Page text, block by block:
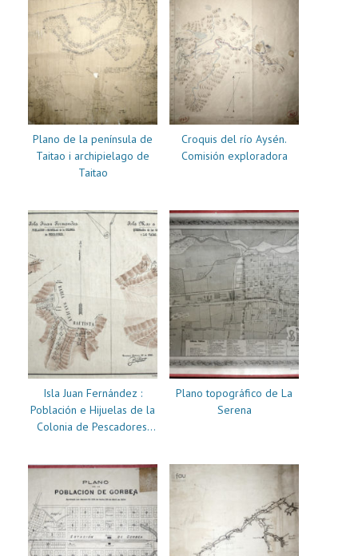
Plano de la península de
Taitao i archipielago de
Taitao
Croquis del río Aysén.
Comisión exploradora
Isla Juan Fernández :
Población e Hijuelas de la
Colonia de Pescadores.
Plano topográfico de La
Serena